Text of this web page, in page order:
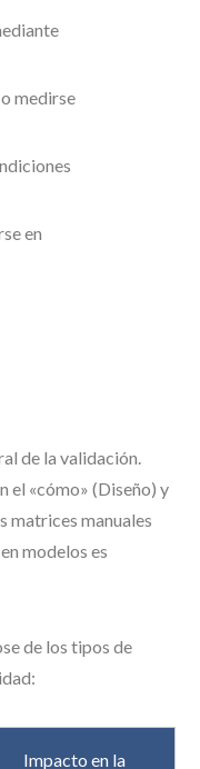
medirse
en
de la validación.
el «cómo» (Diseño) y
matrices manuales
modelos es
de los tipos de
Impacto en la